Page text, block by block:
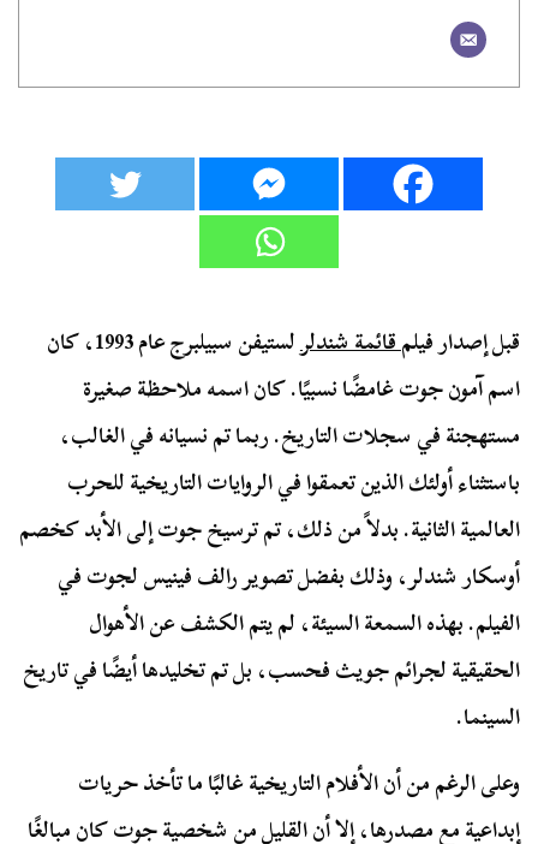
قبل إصدار فيلمقائمة شندلر
لستيفن سبيلبرج عام 1993، كان
اسم آمون جوت غامضًا نسبيًا. كان اسمه ملاحظة صغيرة
مستهجنة في سجلات التاريخ. ربما تم نسيانه في الغالب،
باستثناء أولئك الذين تعمقوا في الروايات التاريخية للحرب
العالمية الثانية. بدلاً من ذلك، تم ترسيخ جوت إلى الأبد كخصم
أوسكار شندلر، وذلك بفضل تصوير رالف فينيس لجوت في
الفيلم. بهذه السمعة السيئة، لم يتم الكشف عن الأهوال
الحقيقية لجرائم جويث فحسب، بل تم تخليدها أيضًا في تاريخ
السينما.
وعلى الرغم من أن الأفلام التاريخية غالبًا ما تأخذ حريات
إبداعية مع مصدرها، إلا أن القليل من شخصية جوت كان مبالغًا